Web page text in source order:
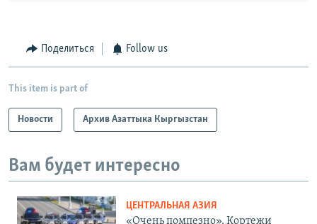
Поделиться Follow us
This item is part of
Новости Архив Азаттыка Кыргызстан
Вам будет интересно
ЦЕНТРАЛЬНАЯ АЗИЯ
«Очень помпезно». Кортежи